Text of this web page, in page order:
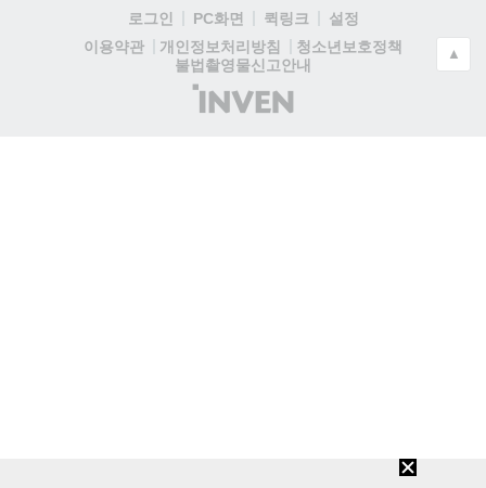
로그인 PC화면 퀵링크
설정
이용약관
개인정보처리방침
청소년보호정책
불법촬영물신고안내
(주)
인
▲